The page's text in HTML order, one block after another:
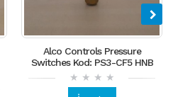
Alco Controls Pressure
Switches Kod: PS3-CF5 HNB